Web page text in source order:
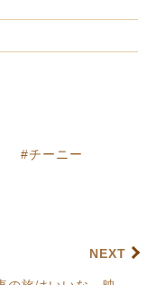
チーニー
NEXT